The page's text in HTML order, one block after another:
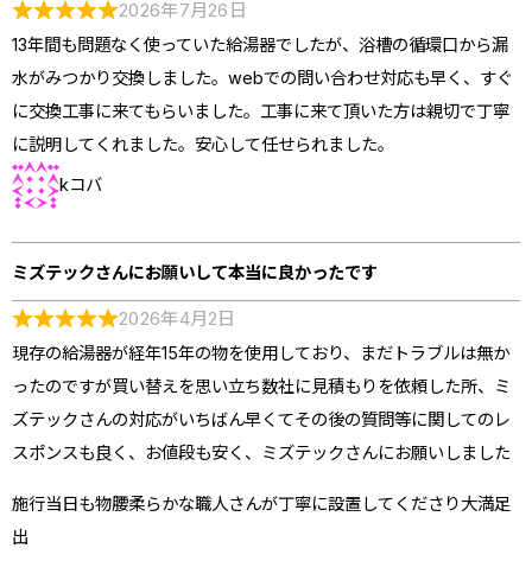
2026年7月26日
13年間も問題なく使っていた給湯器でしたが、浴槽の循環口から漏
水がみつかり交換しました。webでの問い合わせ対応も早く、すぐ
に交換工事に来てもらいました。工事に来て頂いた方は親切で丁寧
に説明してくれました。安心して任せられました。
kコバ
ミズテックさんにお願いして本当に良かったです
2026年4月2日
現存の給湯器が経年15年の物を使用しており、まだトラブルは無か
ったのですが買い替えを思い立ち数社に見積もりを依頼した所、ミ
ズテックさんの対応がいちばん早くてその後の質問等に関してのレ
スポンスも良く、お値段も安く、ミズテックさんにお願いしました
施行当日も物腰柔らかな職人さんが丁寧に設置してくださり大満足
出